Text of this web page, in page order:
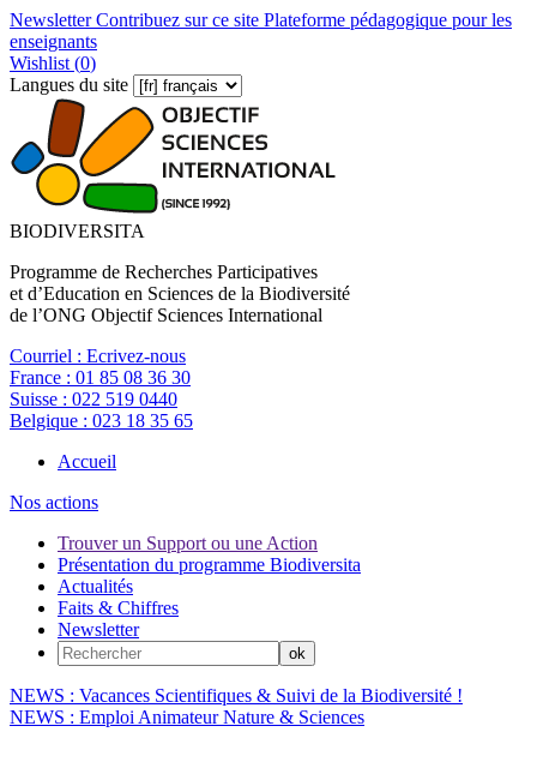
NewsletterContribuez sur ce site Plateforme pédagogique pour les
enseignants
Wishlist (0)
Langues du site
BIODIVERSITA
Programme de Recherches Participatives
et d’Education en Sciences de la Biodiversité
de l’ONG Objectif Sciences International
Courriel : Ecrivez-nous
France : 01 85 08 36 30
Suisse : 022 519 0440
Belgique : 023 18 35 65
Accueil
Nos actions
Trouver un Support ou une Action
Présentation du programme Biodiversita
Actualités
Faits & Chiffres
Newsletter
NEWS : Vacances Scientifiques & Suivi de la Biodiversité !
NEWS : Emploi Animateur Nature & Sciences